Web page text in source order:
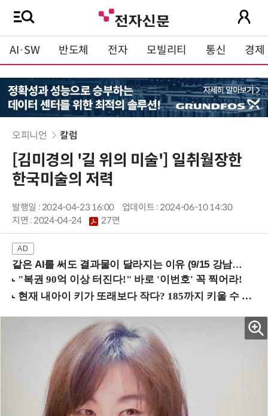
AI·SW 반도체 전자 모빌리티 통신 경제
오피니언 칼럼
[김미경의 '길 위의 미술'] 일취월장한
한국미술의 저력
발행일 : 2024-04-23 16:00
업데이트 : 2024-06-10 14:30
지면 :2024-04-24 27면
같은 AI를 써도 결과물이 달라지는 이유 (9/15 강남역)